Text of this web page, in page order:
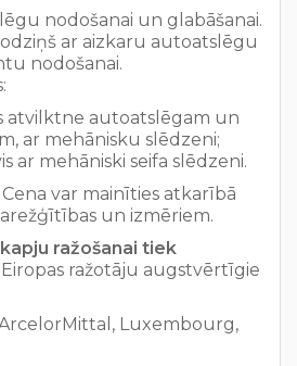
nodošanai un glabāšanai.
ar aizkaru autoatslēgu
nodošanai.
atvilktne autoatslēgam un
ar mehānisku slēdzeni;
ar mehāniski seifa slēdzeni.
var mainīties atkarībā
un izmēriem.
ražošanai tiek
ražotāju augstvērtīgie
Luxembourg,